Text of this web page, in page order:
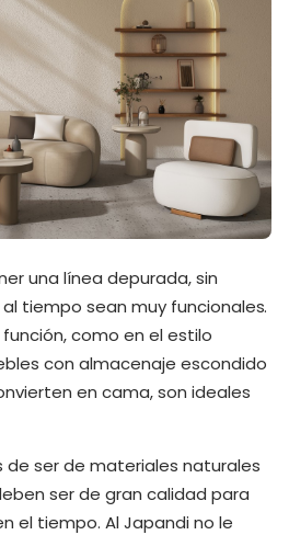
una línea depurada, sin
tiempo sean muy funcionales.
como en el estilo
con almacenaje escondido
en cama, son ideales
de ser de materiales naturales
ser de gran calidad para
el tiempo. Al Japandi no le